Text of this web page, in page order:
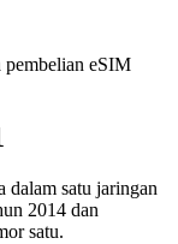
eSIM
dalam satu jaringan
2014 dan
satu.